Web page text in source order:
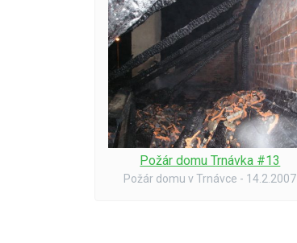
Požár domu Trnávka #13
Požár domu v Trnávce - 14.2.2007